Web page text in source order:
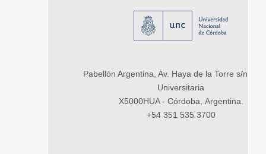
Pabellón Argentina, Av. Haya de la Torre s/n,
Universitaria
X5000HUA - Córdoba, Argentina.
+54 351 535 3700